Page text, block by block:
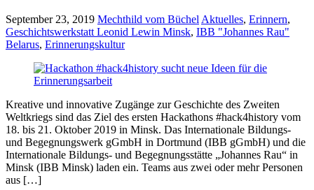
September 23, 2019 Mechthild vom Büchel Aktuelles, Erinnern,
Geschichtswerkstatt Leonid Lewin Minsk, IBB "Johannes Rau"
Belarus, Erinnerungskultur
Kreative und innovative Zugänge zur Geschichte des Zweiten
Weltkriegs sind das Ziel des ersten Hackathons #hack4history vom
18. bis 21. Oktober 2019 in Minsk. Das Internationale Bildungs-
und Begegnungswerk gGmbH in Dortmund (IBB gGmbH) und die
Internationale Bildungs- und Begegnungsstätte „Johannes Rau“ in
Minsk (IBB Minsk) laden ein. Teams aus zwei oder mehr Personen
aus […]